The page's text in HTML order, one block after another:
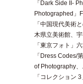
「Dark Side II-
Photographed」
「中国現代美術
木県立美術館、
「東京フォト」
「Dress Codes/
of Photography、
「コレクション